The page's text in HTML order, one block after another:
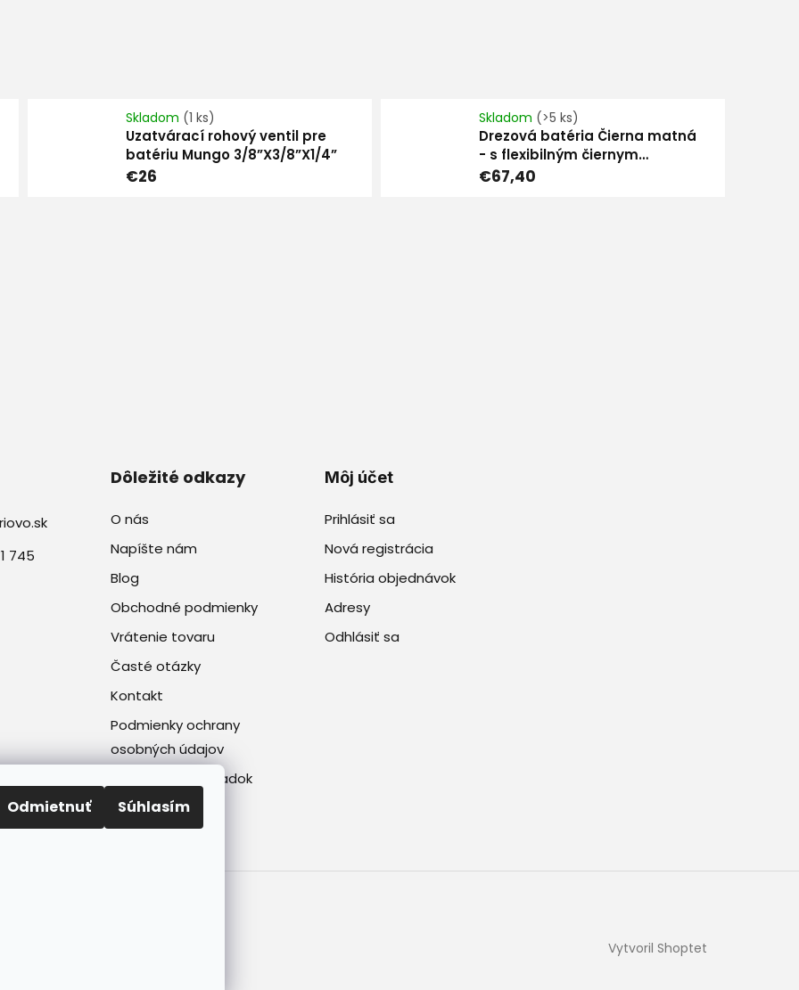
Odmietnuť Súhlasím
Uzatvárací rohový ventil pre
batériu Mungo 3/8”X3/8”X1/4”
Skladom (1 ks)
€26
Drezová batéria Čierna matná
- s flexibilným čiernym
gumeným ramenom
Skladom (>5 ks)
€67,40
745
Dôležité odkazy
O nás
Napíšte nám
Blog
Obchodné podmienky
Vrátenie tovaru
Časté otázky
Kontakt
Podmienky ochrany
osobných údajov
Reklamačný poriadok
Môj účet
Prihlásiť sa
Nová registrácia
História objednávok
Adresy
Odhlásiť sa
Vytvoril Shoptet